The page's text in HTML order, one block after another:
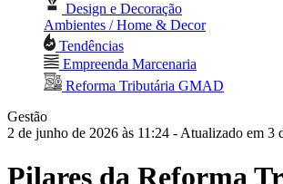
Design e Decoração
Ambientes / Home & Decor
Tendências
Empreenda Marcenaria
Reforma Tributária GMAD
Gestão
2 de junho de 2026 às 11:24 - Atualizado em 3
Pilares da Reforma